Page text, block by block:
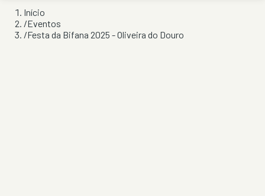
Início
/Eventos
/Festa da Bifana 2025 - Oliveira do Douro